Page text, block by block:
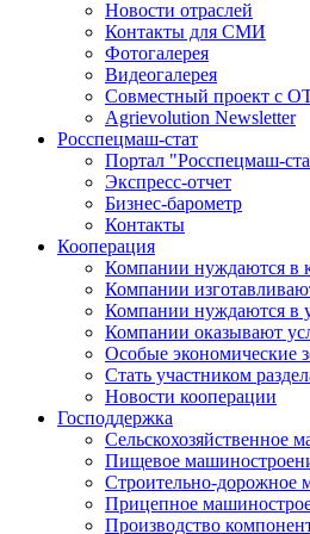
Новости отраслей
Контакты для СМИ
Фотогалерея
Видеогалерея
Совместный проект с
Agrievolution Newsletter
Росспецмаш-стат
Портал "Росспецмаш-
Экспресс-отчет
Бизнес-барометр
Контакты
Кооперация
Компании нуждаются в
Компании
Компании нуждаются в
Компании оказывают
Особые экономические
Стать участником
Новости кооперации
Господдержка
Сельскохозяйственное
Пищевое
Строительно-дорожное
Прицепное
Производство